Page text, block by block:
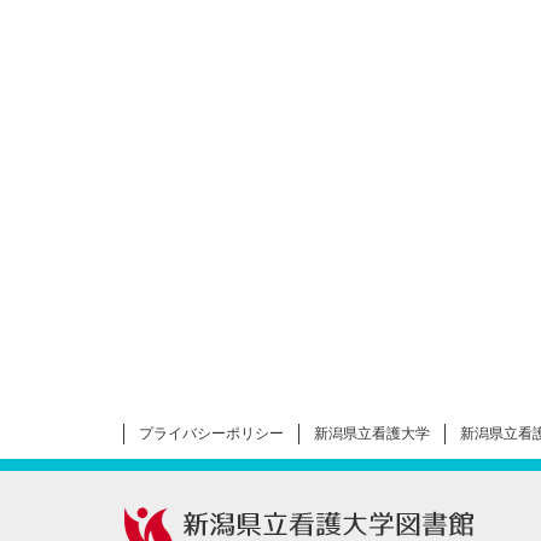
プライバシーポリシー 新潟県立看護大学 新潟県立看